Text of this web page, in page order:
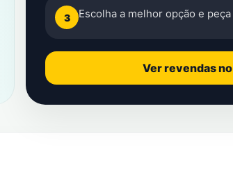
3 Escolha a melhor opção e
Ver revendas